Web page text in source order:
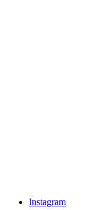
Instagram